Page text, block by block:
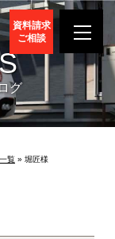
資料請求
ご相談
グ
覧» 堀匠様